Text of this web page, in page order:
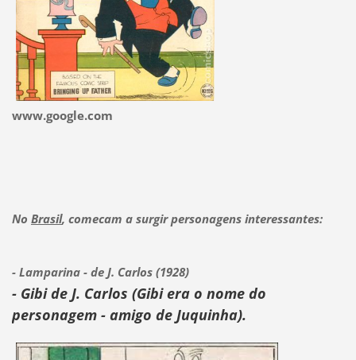
www.google.com
No Brasil, comecam a surgir personagens interessantes:
- Lamparina - de J. Carlos (1928)
- Gibi de J. Carlos (Gibi era o nome do
personagem - amigo de Juquinha).